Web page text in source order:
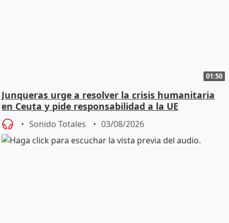
01:50
Junqueras urge a resolver la crisis humanitaria
en Ceuta y pide responsabilidad a la UE
Sonido Totales 03/08/2026